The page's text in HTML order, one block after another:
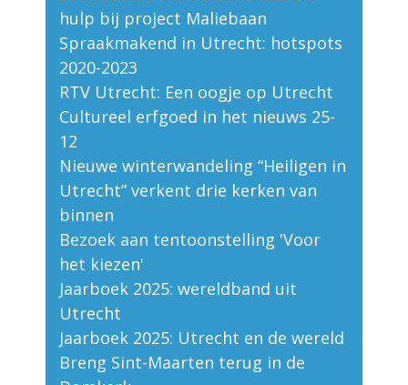
hulp bij project Maliebaan
Spraakmakend in Utrecht: hotspots
2020-2023
RTV Utrecht: Een oogje op Utrecht
Cultureel erfgoed in het nieuws 25-
12
Nieuwe winterwandeling “Heiligen in
Utrecht” verkent drie kerken van
binnen
Bezoek aan tentoonstelling 'Voor
het kiezen'
Jaarboek 2025: wereldband uit
Utrecht
Jaarboek 2025: Utrecht en de wereld
Breng Sint-Maarten terug in de